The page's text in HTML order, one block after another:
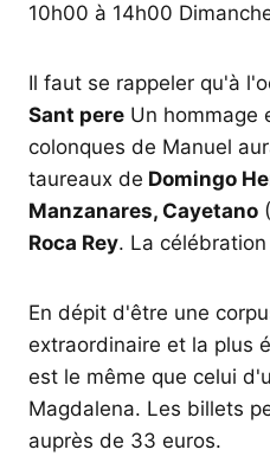
10h00 à 14h00
Il faut se rappeler qu'à
Sant pere Un hommage
colonques de Manuel
taureaux de Domingo
Manzanares, Cayetano
Roca Rey. La
En dépit d'être une
extraordinaire et la plus
est le même que celui
Magdalena. Les billets
auprès de 33 euros.